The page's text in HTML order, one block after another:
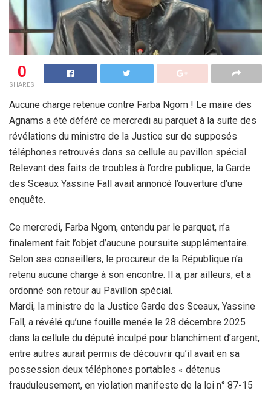
0
SHARES
Aucune charge retenue contre Farba Ngom ! Le maire des
Agnams a été déféré ce mercredi au parquet à la suite des
révélations du ministre de la Justice sur de supposés
téléphones retrouvés dans sa cellule au pavillon spécial.
Relevant des faits de troubles à l’ordre publique, la Garde
des Sceaux Yassine Fall avait annoncé l’ouverture d’une
enquête.
Ce mercredi, Farba Ngom, entendu par le parquet, n’a
finalement fait l’objet d’aucune poursuite supplémentaire.
Selon ses conseillers, le procureur de la République n’a
retenu aucune charge à son encontre. Il a, par ailleurs, et a
ordonné son retour au Pavillon spécial.
Mardi, la ministre de la Justice Garde des Sceaux, Yassine
Fall, a révélé qu’une fouille menée le 28 décembre 2025
dans la cellule du député inculpé pour blanchiment d’argent,
entre autres aurait permis de découvrir qu’il avait en sa
possession deux téléphones portables « détenus
frauduleusement, en violation manifeste de la loi n° 87-15